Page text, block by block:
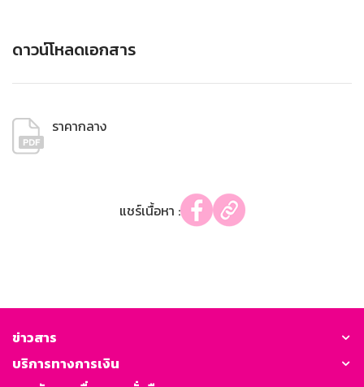
ดาวน์โหลดเอกสาร
ราคากลาง
แชร์เนื้อหา :
ข่าวสาร
บริการทางการเงิน